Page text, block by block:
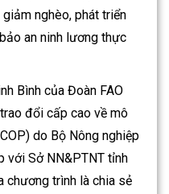
nghèo, phát triển
an ninh lương thực
Bình của Đoàn FAO
đổi cấp cao về mô
do Bộ Nông nghiệp
với Sở NN&PTNT tỉnh
chương trình là chia sẻ